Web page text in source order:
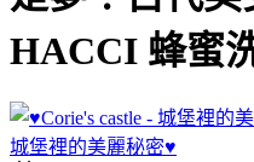
HACCI 蜂蜜
城堡裡的美麗秘密♥